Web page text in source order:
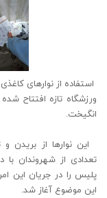
استفاده از نوارهای
ورزشگاه تازه افتتاح
انگیخت.
این نوارها از
تعدادی از شهروندان با
پلیس را در جریان این
این موضوع آغاز شد.